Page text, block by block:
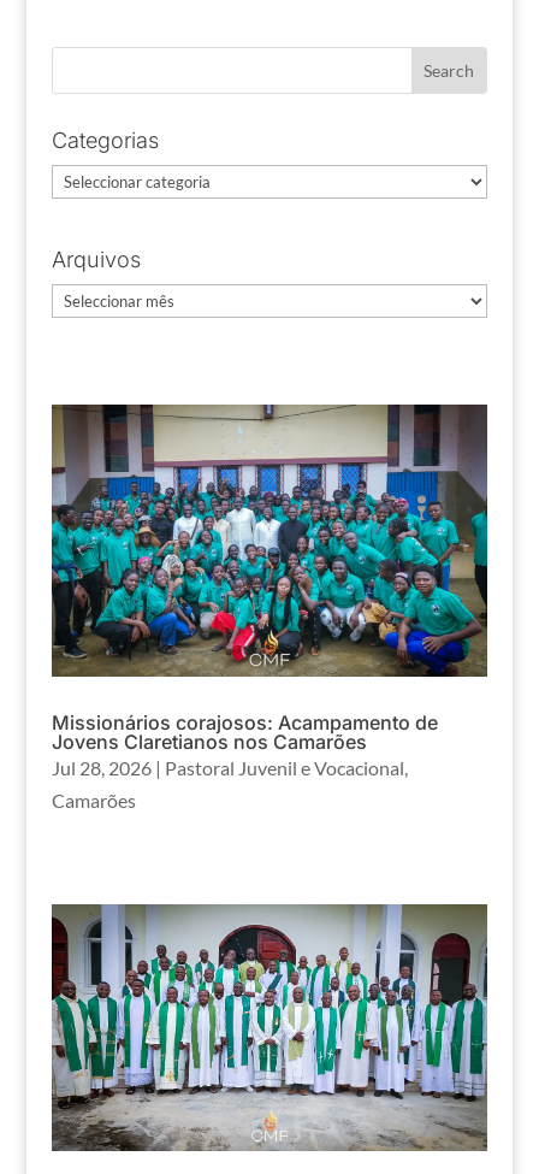
Categorias
Categorias
Arquivos
Arquivos
Missionários corajosos: Acampamento de
Jovens Claretianos nos Camarões
Jul 28, 2026| Pastoral Juvenil e Vocacional,
Camarões